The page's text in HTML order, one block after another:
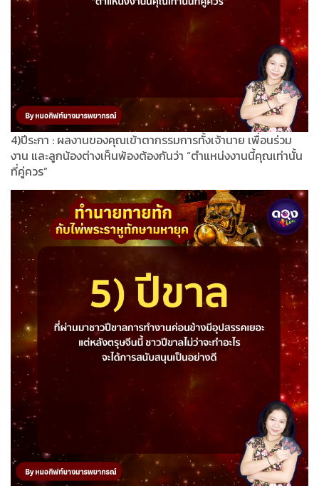
4)ปีระกา : ผลงานของคุณเข้าตากรรมการทั้งเจ้านาย เพื่อนร่วม
งาน และลูกน้องต่างเห็นพ้องต้องกันว่า “ตำแหน่งงานนี้คุณเท่านั้น
ที่คู่ควร”